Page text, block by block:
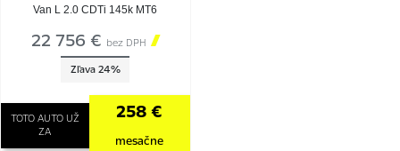
Van L 2.0 CDTi 145k MT6
22 756 € bez DPH 
Zľava 24%
TOTO AUTO UŽ
ZA
258 €
mesačne